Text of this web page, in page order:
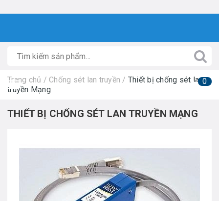
0
Trang chủ / Chống sét lan truyền / Thiết bị chống sét lan
truyền Mạng
THIẾT BỊ CHỐNG SÉT LAN TRUYỀN MẠNG